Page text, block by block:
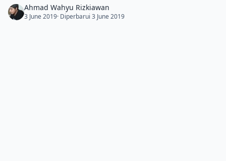
Ahmad Wahyu Rizkiawan
3 June 2019· Diperbarui 3 June 2019